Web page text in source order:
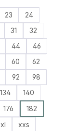
23
24
31
32
44
46
60
62
92
98
134
140
176
182
xxs